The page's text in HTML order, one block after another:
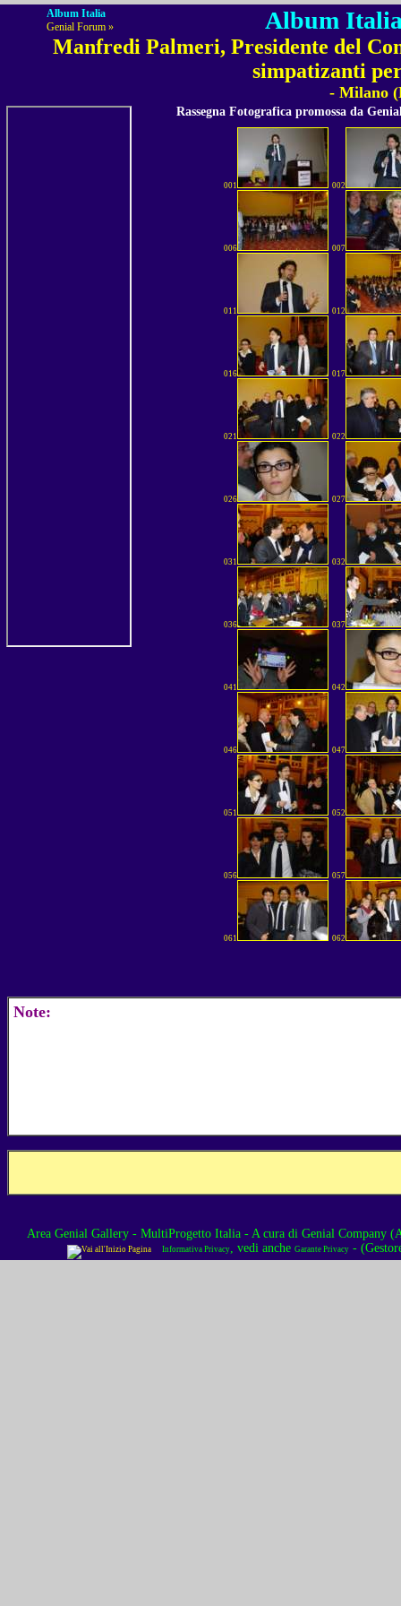
Album Italia
Genial Forum »
Album
Manfredi Palmeri, Presidente del
simpatizanti
- Milano
Rassegna Fotografica promossa da
001 002
006 007
011 012
016 017
021 022
026 027
031 032
036 037
041 042
046 047
051 052
056 057
061 062
Note:
Area Genial Gallery - MultiProgetto Italia- A cura di Genial Company
Informativa Privacy, vedi anche Garante Privacy -